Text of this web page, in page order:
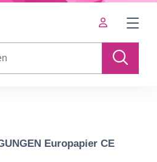
Europapier CE